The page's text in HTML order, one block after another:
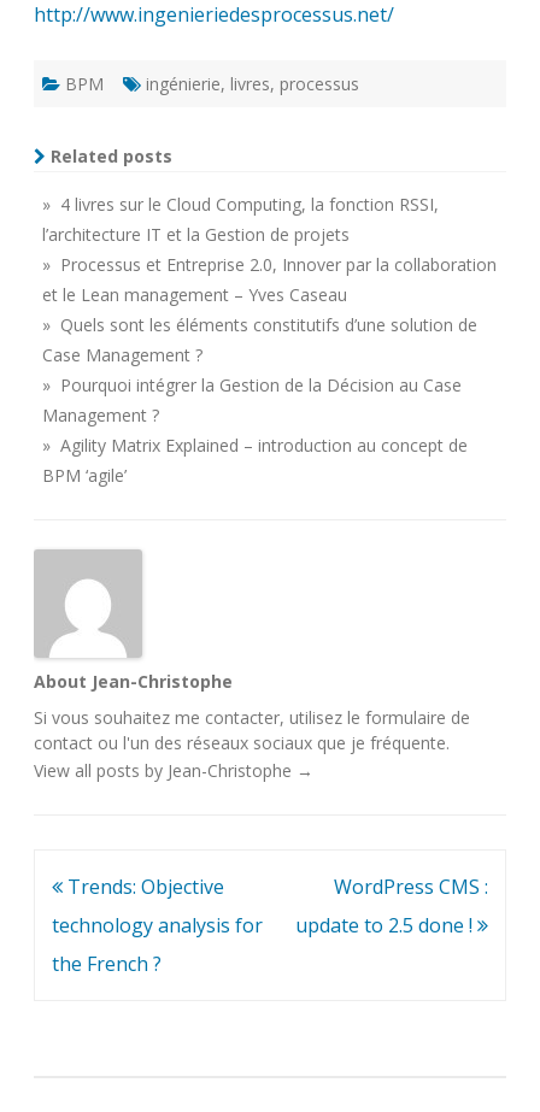
http://www.ingenieriedesprocessus.net/
BPM ingénierie, livres, processus
Related posts
» 4 livres sur le Cloud Computing, la fonction RSSI,
l’architecture IT et la Gestion de projets
» Processus et Entreprise 2.0, Innover par la collaboration
et le Lean management – Yves Caseau
» Quels sont les éléments constitutifs d’une solution de
Case Management ?
» Pourquoi intégrer la Gestion de la Décision au Case
Management ?
» Agility Matrix Explained – introduction au concept de
BPM ‘agile’
About Jean-Christophe
Si vous souhaitez me contacter, utilisez le formulaire de
contact ou l'un des réseaux sociaux que je fréquente.
View all posts by Jean-Christophe →
Navigation
de
l’article
Trends: Objective
technology analysis for
the French ?
WordPress CMS :
update to 2.5 done !